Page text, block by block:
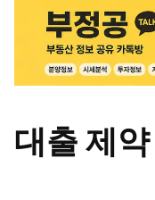
대출 제